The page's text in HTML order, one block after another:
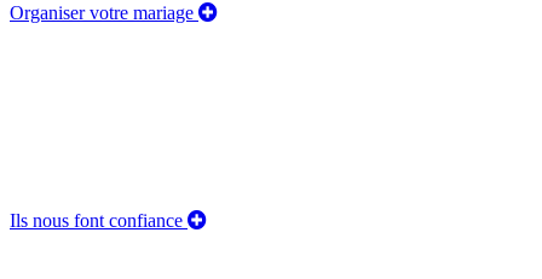
Organiser votre mariage
Ils nous font confiance